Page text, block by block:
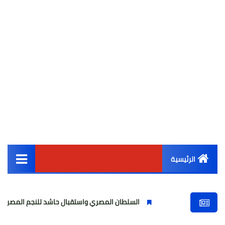
الرئيسية
أخبار مصر
السلطان المصري واستقبال حاشد للنجم المصري